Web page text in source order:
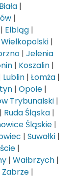
|
|
| Elbląg |
|
| Jelenia
| Koszalin |
Lublin | Łomża |
| Opole |
Trybunalski |
| Ruda Śląska |
Śląskie |
| Suwałki |
|
| Wałbrzych |
Zabrze |